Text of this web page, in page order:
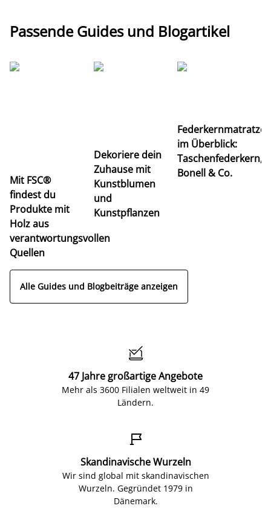
Passende Guides und Blogartikel
Mit FSC®
findest du
Produkte mit
Holz aus
verantwortungsvollen
Quellen
Dekoriere dein
Zuhause mit
Kunstblumen
und
Kunstpflanzen
im Überblick:
Taschenfederkern,
Bonell & Co.
Alle Guides und Blogbeiträge anzeigen

47 Jahre großartige Angebote
Mehr als 3600 Filialen weltweit in 49
Ländern.

Skandinavische Wurzeln
Wir sind global mit skandinavischen
Wurzeln. Gegründet 1979 in
Dänemark.